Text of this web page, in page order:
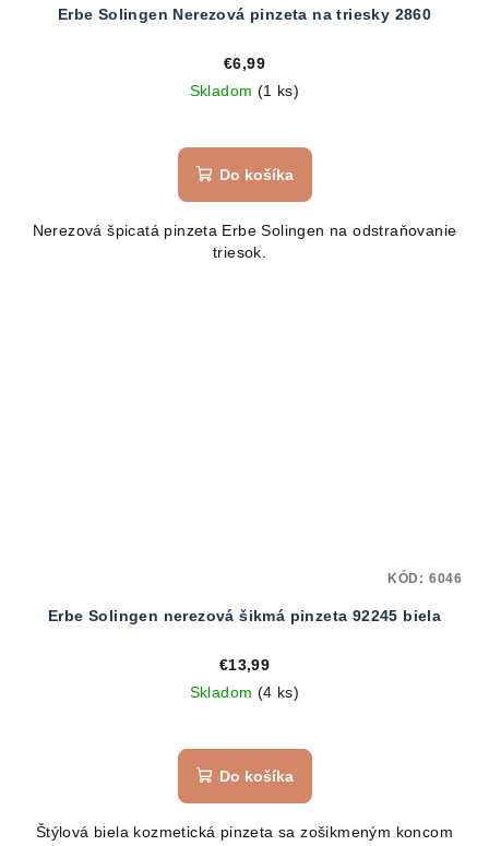
Erbe Solingen Nerezová pinzeta na triesky 2860
€6,99
Skladom (1 ks)
Do košíka
Nerezová špicatá pinzeta Erbe Solingen na odstraňovanie
triesok.
Erbe Solingen nerezová šikmá pinzeta 92245 biela
€13,99
Skladom (4 ks)
Do košíka
Štýlová biela kozmetická pinzeta sa zošikmeným koncom
KÓD: 6046